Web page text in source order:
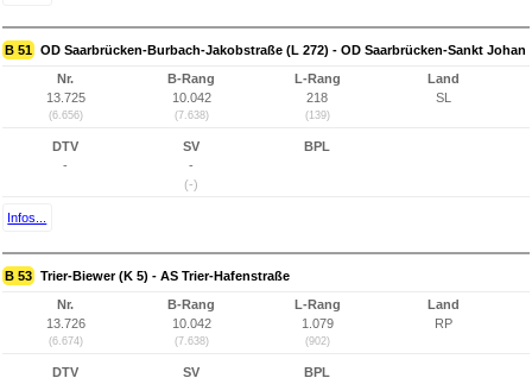
B 51 OD Saarbrücken-Burbach-Jakobstraße (L 272) - OD Saarbrücken-Sankt Johan
Nr.
13.725
(6.656)
B-Rang
10.042
(7.638)
L-Rang
218
(139)
Land
SL
DTV
-
SV
-
(-)
BPL
Infos...
B 53 Trier-Biewer (K 5) - AS Trier-Hafenstraße
Nr.
13.726
(6.674)
B-Rang
10.042
(7.638)
L-Rang
1.079
(902)
Land
RP
DTV
SV
BPL